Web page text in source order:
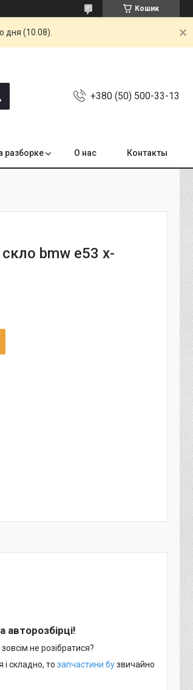
Кошик
дня (10.08).
+380 (50) 500-33-13
разборке О нас Контакты
bmw e53 x-
авторозбірці!
не розібратися?
складно, то запчастини бузвичайно